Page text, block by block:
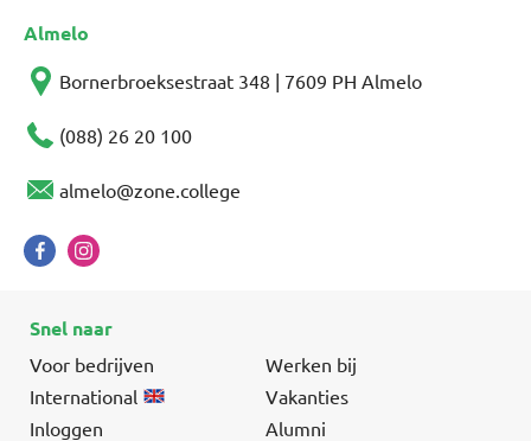
Almelo
Bornerbroeksestraat 348 | 7609 PH Almelo
(088) 26 20 100
almelo@zone.college
Snel naar
Voor bedrijven
Werken bij
International
Vakanties
Inloggen
Alumni